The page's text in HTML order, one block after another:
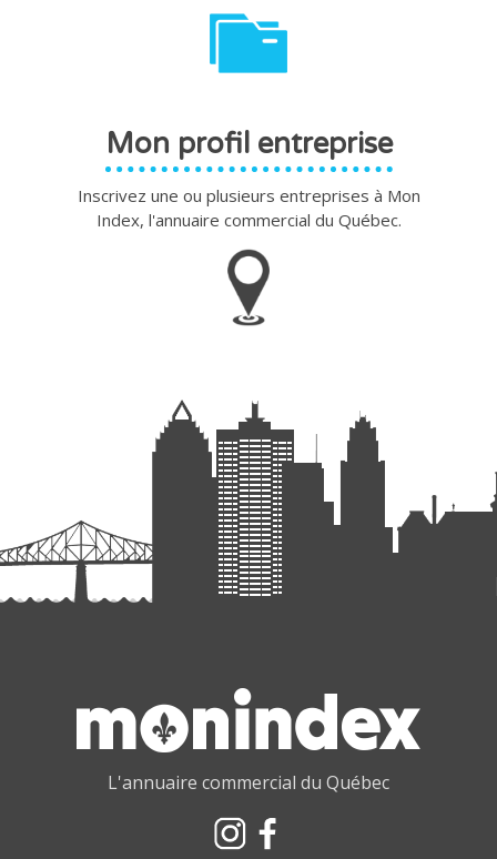
Mon profil entreprise
Inscrivez une ou plusieurs entreprises à Mon
Index, l'annuaire commercial du Québec.
L'annuaire commercial du Québec